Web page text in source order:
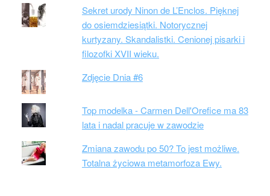
Sekret urody Ninon de L’Enclos. Pięknej
do osiemdziesiątki. Notorycznej
kurtyzany. Skandalistki. Cenionej pisarki i
filozofki XVII wieku.
Zdjęcie Dnia #6
Top modelka - Carmen Dell'Orefice ma 83
lata i nadal pracuje w zawodzie
Zmiana zawodu po 50? To jest możliwe.
Totalna życiowa metamorfoza Ewy.